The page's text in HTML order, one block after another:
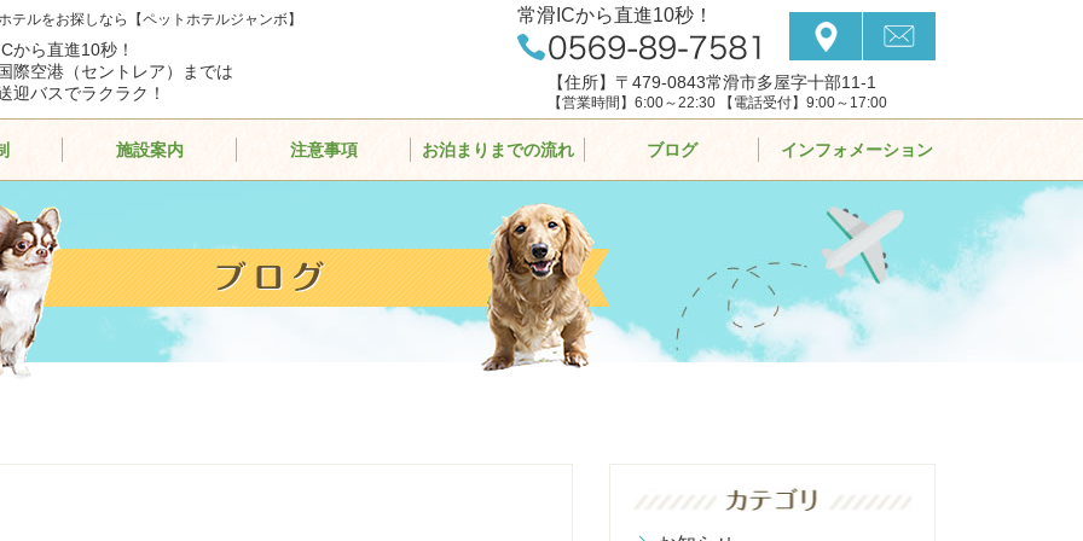
ルをお探しなら【ペットホテルジャンボ】
から直進10秒！
際空港（セントレア）までは
迎バスでラクラク！
常滑ICから直進10秒！
【住所】〒479-0843常滑市多屋字十部11-1
【営業時間】6:00～22:30 【電話受付】9:00～17:00
施設案内 注意事項 お泊まりまでの流れ ブログ インフォメーション